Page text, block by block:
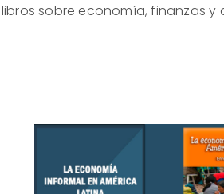
sobre economía, finanzas y